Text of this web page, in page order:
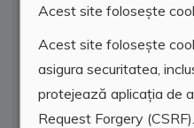
Acest site folosește
Acest site folosește
asigura securitatea,
protejează aplicația de
Request Forgery
CATV
Gresie